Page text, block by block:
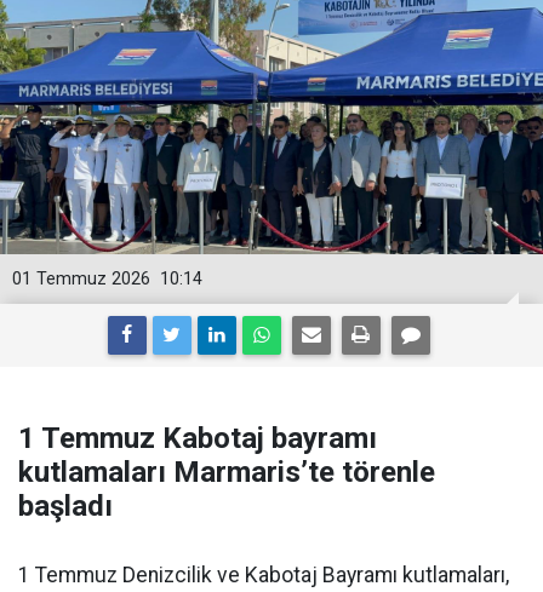
10:14
01 Temmuz 2026
1 Temmuz Kabotaj bayramı
kutlamaları Marmaris’te törenle
başladı
1 Temmuz Denizcilik ve Kabotaj Bayramı kutlamaları,